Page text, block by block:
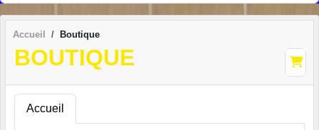
Accueil Boutique
BOUTIQUE
Accueil